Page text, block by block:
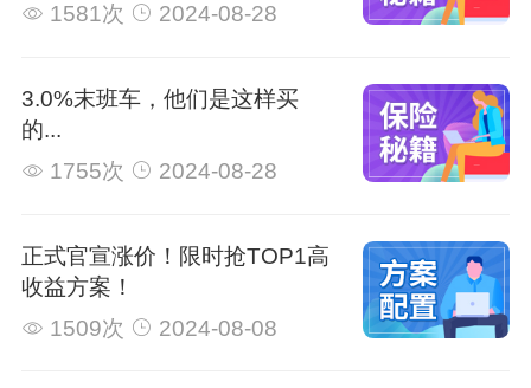
1581次
2024-08-28
3.0%末班车，他们是这样买
的...
1755次
2024-08-28
正式官宣涨价！限时抢TOP1高
收益方案！
1509次
2024-08-08